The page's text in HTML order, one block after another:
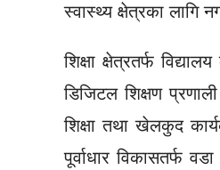
स्वास्थ्य क्षेत्रका लागि
शिक्षा क्षेत्रतर्फ
डिजिटल शिक्षण
शिक्षा तथा खेलकुद
पूर्वाधार विकासतर्फ